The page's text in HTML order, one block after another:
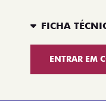
FICHA
ENTRAR EM